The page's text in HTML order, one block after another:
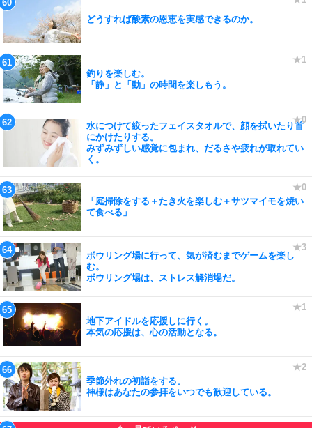
どうすれば酸素の恩恵を実感できるのか。
釣りを楽しむ。
「静」と「動」の時間を楽しもう。
水につけて絞ったフェイスタオルで、顔を拭いたり首
にかけたりする。
みずみずしい感覚に包まれ、だるさや疲れが取れてい
く。
「庭掃除をする＋たき火を楽しむ＋サツマイモを焼い
て食べる」
ボウリング場に行って、気が済むまでゲームを楽し
む。
ボウリング場は、ストレス解消場だ。
地下アイドルを応援しに行く。
本気の応援は、心の活動となる。
季節外れの初詣をする。
神様はあなたの参拝をいつでも歓迎している。